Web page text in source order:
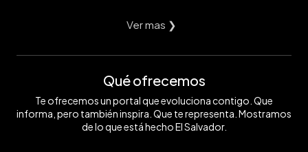
Ver mas ❯
Qué ofrecemos
Te ofrecemos un portal que evoluciona contigo. Que
informa, pero también inspira. Que te representa. Mostramos
de lo que está hecho El Salvador.